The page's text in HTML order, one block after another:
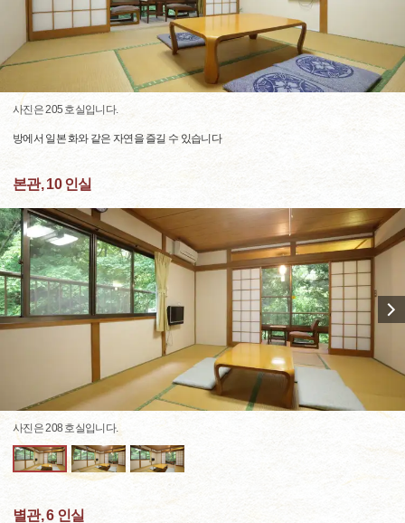
사진은 205 호실입니다.
방에서 일본 화와 같은 자연을 즐길 수 있습니다
본관, 10 인실
사진은 208 호실입니다.
별관, 6 인실